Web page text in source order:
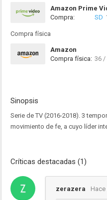
Amazon Prime
Compra:
SD
Compra física
Amazon
Compra física: 36 /
Sinopsis
Serie de TV (2016-2018). 3
movimiento de fe, a cuyo líder
Críticas destacadas (1)
zerazera